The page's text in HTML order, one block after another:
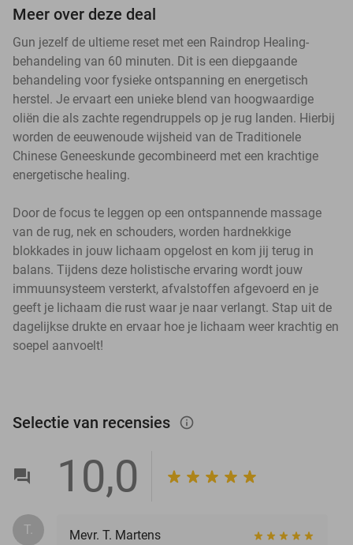
Meer over deze deal
Gun jezelf de ultieme reset met een Raindrop Healing-
behandeling van 60 minuten. Dit is een diepgaande
behandeling voor fysieke ontspanning en energetisch
herstel. Je ervaart een unieke blend van hoogwaardige
oliën die als zachte regendruppels op je rug landen. Hierbij
worden de eeuwenoude wijsheid van de Traditionele
Chinese Geneeskunde gecombineerd met een krachtige
energetische healing.
Door de focus te leggen op een ontspannende massage
van de rug, nek en schouders, worden hardnekkige
blokkades in jouw lichaam opgelost en kom jij terug in
balans. Tijdens deze holistische ervaring wordt jouw
immuunsysteem versterkt, afvalstoffen afgevoerd en je
geeft je lichaam die rust waar je naar verlangt. Stap uit de
dagelijkse drukte en ervaar hoe je lichaam weer krachtig en
soepel aanvoelt!
Selectie van recensies info_outlined
10,0
T.
Mevr. T. Martens